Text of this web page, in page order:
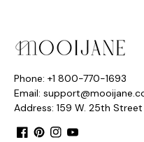
Phone: +1 800-770-1693
Email:
Address: 159 W. 25th